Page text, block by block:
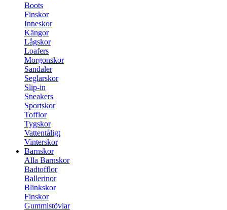
Boots
Finskor
Inneskor
Kängor
Lågskor
Loafers
Morgonskor
Sandaler
Seglarskor
Slip-in
Sneakers
Sportskor
Tofflor
Tygskor
Vattentåligt
Vinterskor
Barnskor
Alla Barnskor
Badtofflor
Ballerinor
Blinkskor
Finskor
Gummistövlar